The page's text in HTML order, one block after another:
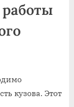
кузова. Этот